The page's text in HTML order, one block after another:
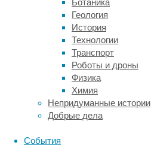
Ботаника
Геология
История
Технологии
Транспорт
Роботы и дроны
Физика
Химия
Непридуманные истории
Добрые дела
События
1722
году
на
Рапа-
Нуи
появились
первые
европейцы,
там
оставалось
более